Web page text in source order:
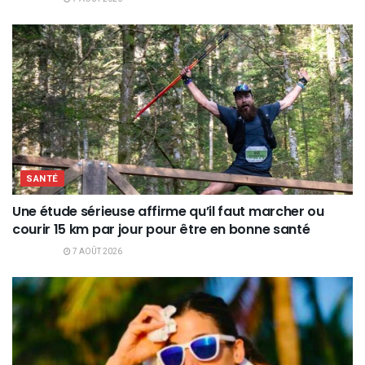
SANTÉ
Une étude sérieuse affirme qu’il faut marcher ou
courir 15 km par jour pour être en bonne santé
7 AOÛT 2026